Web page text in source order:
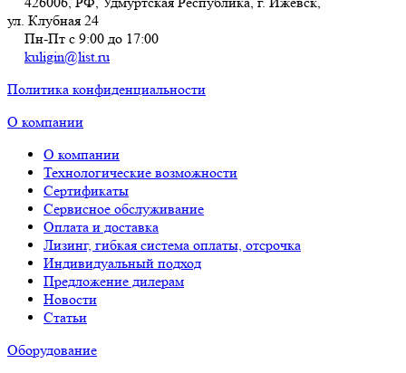
ул. Клубная 24
Пн-Пт с 9:00 до 17:00
kuligin@list.ru
Политика конфиденциальности
О компании
О компании
Технологические возможности
Сертификаты
Сервисное обслуживание
Оплата и доставка
Лизинг, гибкая система оплаты, отсрочка
Индивидуальный подход
Предложение дилерам
Новости
Статьи
Оборудование